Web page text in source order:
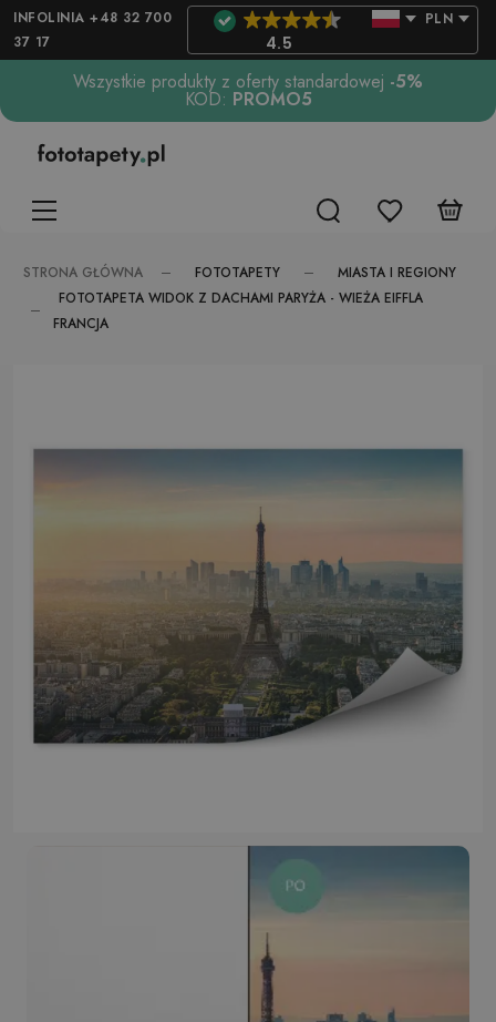
INFOLINIA +48 32 700
37 17
4.5
PLN
Wszystkie produkty z oferty standardowej -5%
KOD: PROMO5
STRONA GŁÓWNA FOTOTAPETY
MIASTA I REGIONY
FOTOTAPETA WIDOK Z DACHAMI PARYŻA - WIEŻA EIFFLA
FRANCJA